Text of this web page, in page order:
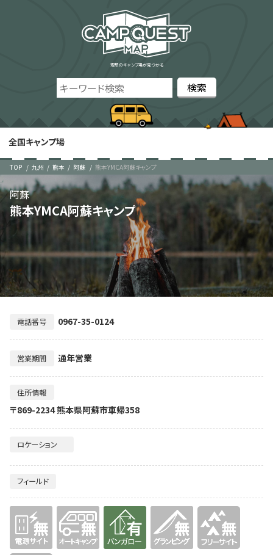
理想のキャンプ場が見つかる
全国キャンプ場
TOP 九州 熊本 阿蘇 熊本YMCA阿蘇キャンプ
熊本YMCA阿蘇キャンプ
阿蘇
電話番号 0967-35-0124
営業期間 通年営業
住所情報
〒869-2234 熊本県阿蘇市車帰358
ロケーション
フィールド
無 無 有り